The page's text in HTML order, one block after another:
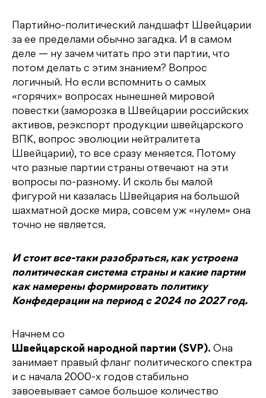
Партийно-политический ландшафт Швейцарии
за ее пределами обычно загадка. И в самом
деле — ну зачем читать про эти партии, что
потом делать с этим знанием? Вопрос
логичный. Но если вспомнить о самых
«горячих» вопросах нынешней мировой
повестки (заморозка в Швейцарии российских
активов, реэкспорт продукции швейцарского
ВПК, вопрос эволюции нейтралитета
Швейцарии), то все сразу меняется. Потому
что разные партии страны отвечают на эти
вопросы по-разному. И сколь бы малой
фигурой ни казалась Швейцария на большой
шахматной доске мира, совсем уж «нулем» она
точно не является.
И стоит все-таки разобраться, как устроена
политическая система страны и какие партии
как намерены формировать политику
Конфедерации на период с 2024 по 2027 год.
Начнем со
Швейцарской народной партии (SVP). Она
занимает правый фланг политического спектра
и с начала 2000-х годов стабильно
завоевывает самое большое количество